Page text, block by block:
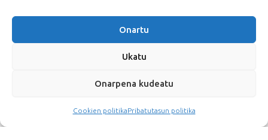
Onartu
Ukatu
Onarpena kudeatu
Cookien politikaPribatutasun politika
[Olatukoop CC-BY-SA-P2P]